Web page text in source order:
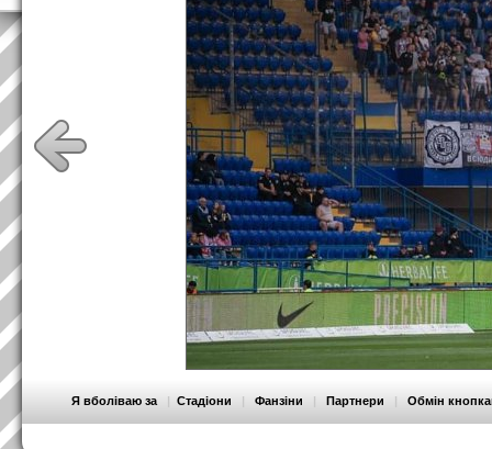
Я вболіваю за | Стадіони | Фанзіни | Партнери | Обмін